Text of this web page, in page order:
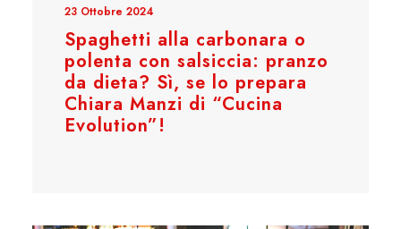
23 Ottobre 2024
Spaghetti alla carbonara o
polenta con salsiccia: pranzo
da dieta? Sì, se lo prepara
Chiara Manzi di “Cucina
Evolution”!